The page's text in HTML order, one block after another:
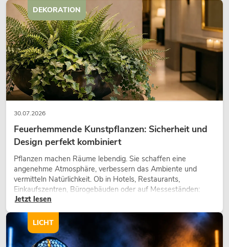
30.07.2026
Feuerhemmende Kunstpflanzen: Sicherheit und
Design perfekt kombiniert
Pflanzen machen Räume lebendig. Sie schaffen eine
angenehme Atmosphäre, verbessern das Ambiente und
vermitteln Natürlichkeit. Ob in Hotels, Restaurants,
Einkaufszentren, Bürogebäuden oder auf Messeständen:
eine hochwertige Begrünung gehört heute längst zum
Jetzt lesen
DEKORATION
LICHT